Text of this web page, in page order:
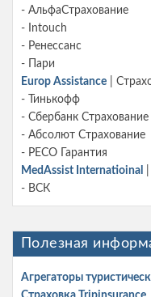
- АльфаСтрахование
- Intouch
- Ренессанс
- Пари
Europ Assistance |
- Тинькофф
- Сбербанк Страхование
- Абсолют Страхование
- РЕСО Гарантия
MedAssist Internatioinal
- ВСК
Полезная
Агрегаторы